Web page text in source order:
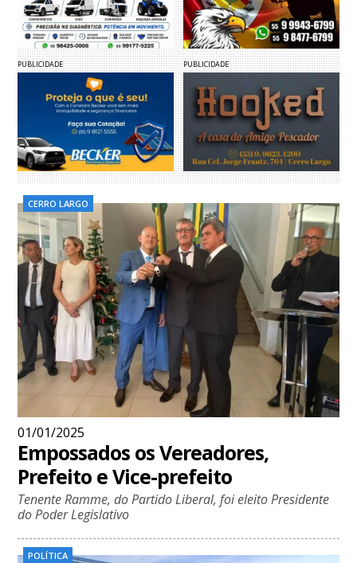
PUBLICIDADE PUBLICIDADE
CERRO LARGO
01/01/2025
Empossados os Vereadores,
Prefeito e Vice-prefeito
Tenente Ramme, do Partido Liberal, foi eleito Presidente
do Poder Legislativo
POLÍTICA